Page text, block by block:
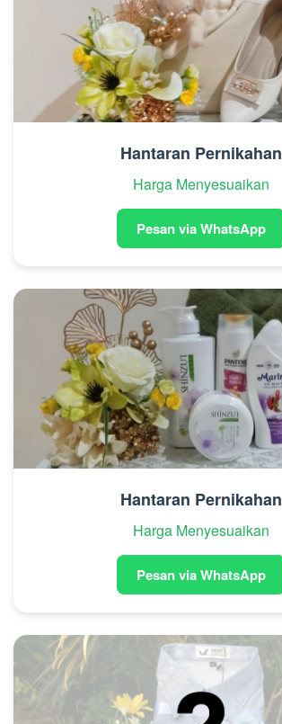
Hantaran Pernikahan
Harga Menyesuaikan
Pesan via WhatsApp
Hantaran Pernikahan
Harga Menyesuaikan
Pesan via WhatsApp